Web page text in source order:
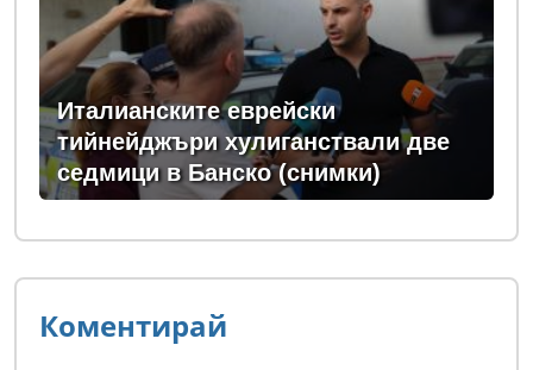
Италианските еврейски
тийнейджъри хулиганствали две
седмици в Банско (снимки)
Коментирай